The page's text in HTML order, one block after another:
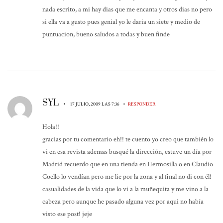
nada escrito, a mi hay dias que me encanta y otros dias no pero
si ella va a gusto pues genial yo le daria un siete y medio de
puntuacion, bueno saludos a todas y buen finde
SYL • 17 JULIO, 2009 LAS 7:36 • RESPONDER
Hola!!
gracias por tu comentario eh!! te cuento yo creo que también lo
vi en esa revista ademas busqué la dirección, estuve un día por
Madrid recuerdo que en una tienda en Hermosilla o en Claudio
Coello lo vendían pero me lie por la zona y al final no di con él!
casualidades de la vida que lo vi a la muñequita y me vino a la
cabeza pero aunque he pasado alguna vez por aqui no había
visto ese post! jeje